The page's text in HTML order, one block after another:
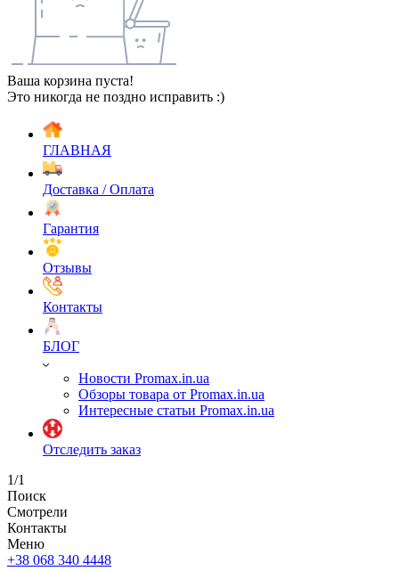
Ваша корзина пуста!
Это никогда не поздно исправить :)
ГЛАВНАЯ
Доставка / Оплата
Гарантия
Отзывы
Контакты
БЛОГ
Новости Promax.in.ua
Обзоры товара от Promax.in.ua
Интересные статьи Promax.in.ua
Отследить заказ
1/1
Поиск
Смотрели
Контакты
Меню
+38 068 340 4448